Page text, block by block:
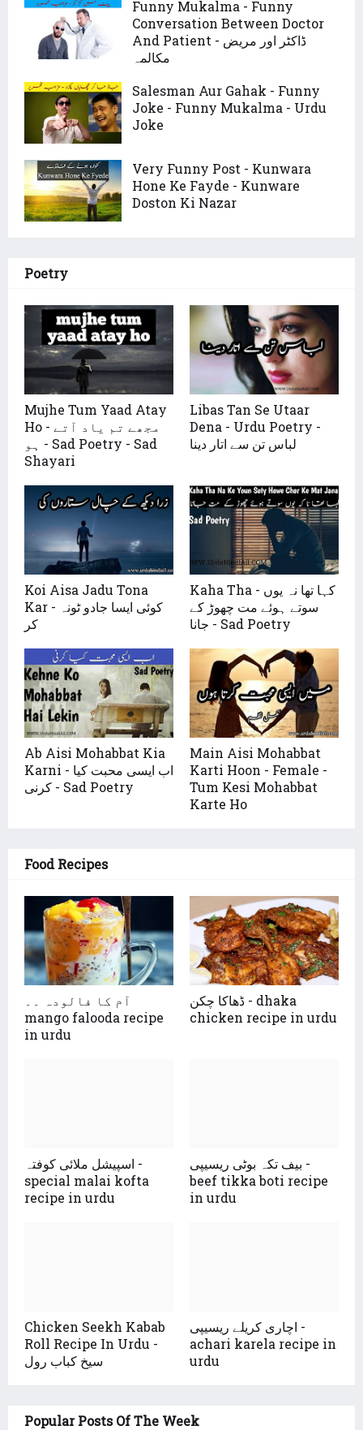
Funny Mukalma - Funny
Conversation Between Doctor
And Patient - ڈاکٹر اور مریض
مکالمہ
Salesman Aur Gahak - Funny
Joke - Funny Mukalma - Urdu
Joke
Very Funny Post - Kunwara
Hone Ke Fayde - Kunware
Doston Ki Nazar
Poetry
Mujhe Tum Yaad Atay
Ho - مجھے تم یاد آتے
ہو - Sad Poetry - Sad
Shayari
Libas Tan Se Utaar
Dena - Urdu Poetry -
لباس تن سے اتار دینا
Koi Aisa Jadu Tona
Kar - کوئی ایسا جادو ٹونہ
کر
Kaha Tha - کہا تھا نہ یوں
سوتے ہوئے مت چھوڑ کے
جانا - Sad Poetry
Ab Aisi Mohabbat Kia
Karni - اب ایسی محبت کیا
کرنی - Sad Poetry
Main Aisi Mohabbat
Karti Hoon - Female -
Tum Kesi Mohabbat
Karte Ho
Food Recipes
آم کا فالودہ ۔۔
mango falooda recipe
in urdu
ڈھاکا چکن - dhaka
chicken recipe in urdu
اسپیشل ملائی کوفتہ -
special malai kofta
recipe in urdu
بیف تکہ بوٹی ریسیپی -
beef tikka boti recipe
in urdu
Chicken Seekh Kabab
Roll Recipe In Urdu -
سیخ کباب رول
اچاری کریلے ریسیپی -
achari karela recipe in
urdu
Popular Posts Of The Week